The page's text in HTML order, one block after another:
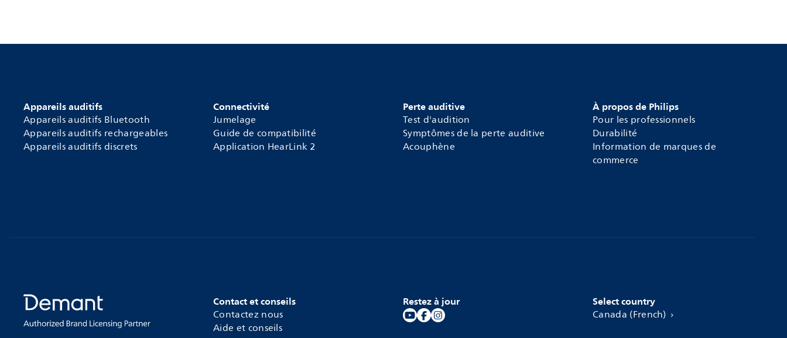
Appareils auditifs
Appareils auditifs Bluetooth
Appareils auditifs rechargeables
Appareils auditifs discrets
Connectivité
Jumelage
Guide de compatibilité
Application HearLink 2
Perte auditive
Test d'audition
Symptômes de la perte auditive
Acouphène
À propos de Philips
Pour les professionnels
Durabilité
Information de marques de
commerce
Contact et conseils
Contactez nous
Aide et conseils
Restez à jour Select country
Canada (French)